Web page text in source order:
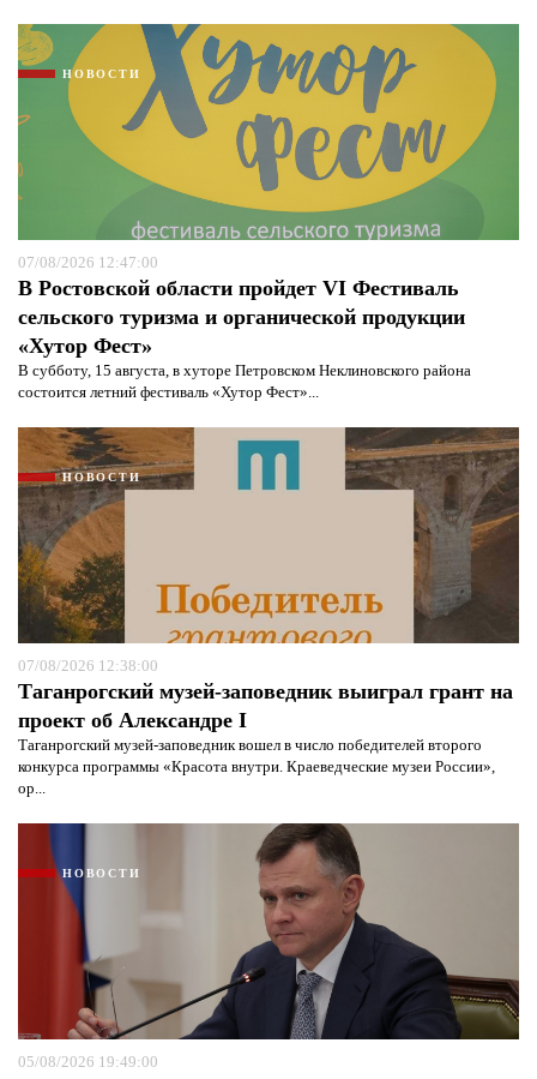
НОВОСТИ
07/08/2026 12:47:00
В Ростовской области пройдет VI Фестиваль
сельского туризма и органической продукции
«Хутор Фест»
В субботу, 15 августа, в хуторе Петровском Неклиновского района
состоится летний фестиваль «Хутор Фест»...
НОВОСТИ
07/08/2026 12:38:00
Таганрогский музей-заповедник выиграл грант на
проект об Александре I
Таганрогский музей-заповедник вошел в число победителей второго
конкурса программы «Красота внутри. Краеведческие музеи России»,
ор...
НОВОСТИ
05/08/2026 19:49:00